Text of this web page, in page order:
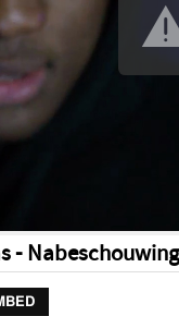
- Nabeschouwing